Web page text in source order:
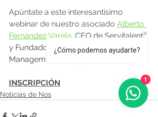
Apúntate a este interesantísimo
webinar de nuestro asociado Alberto
Fernández Varela . CEO de Servitalent
y Fundador de la Asociación Interim
Management de España
INSCRIPCIÓN
Noticias de Nos
¿Cómo podemos ayudarte?
1